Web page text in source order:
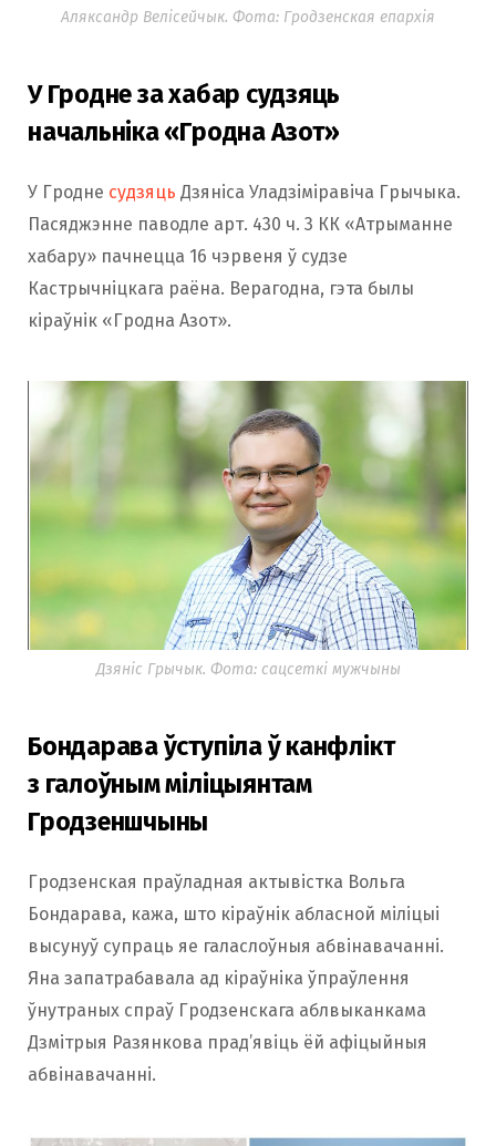
Аляксандр Велісейчык. Фота: Гродзенская епархія
У Гродне за хабар судзяць
начальніка «Гродна Азот»
У Гродне судзяць Дзяніса Уладзіміравіча Грычыка.
Пасяджэнне паводле арт. 430 ч. 3 КК «Атрыманне
хабару» пачнецца 16 чэрвеня ў судзе
Кастрычніцкага раёна. Верагодна, гэта былы
кіраўнік «Гродна Азот».
Дзяніс Грычык. Фота: сацсеткі мужчыны
Бондарава ўступіла ў канфлікт
з галоўным міліцыянтам
Гродзеншчыны
Гродзенская праўладная актывістка Вольга
Бондарава, кажа, што кіраўнік абласной міліцыі
высунуў супраць яе галаслоўныя абвінавачанні.
Яна запатрабавала ад кіраўніка ўпраўлення
ўнутраных спраў Гродзенскага аблвыканкама
Дзмітрыя Разянкова прад’явіць ёй афіцыйныя
абвінавачанні.